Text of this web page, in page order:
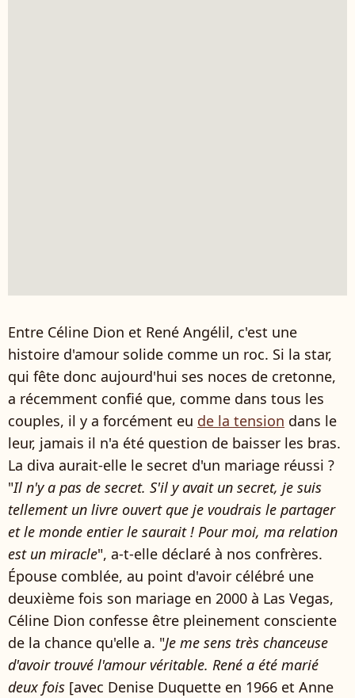
Entre Céline Dion et René Angélil, c'est une
histoire d'amour solide comme un roc. Si la star,
qui fête donc aujourd'hui ses noces de cretonne,
a récemment confié que, comme dans tous les
couples, il y a forcément eu de la tension dans le
leur, jamais il n'a été question de baisser les bras.
La diva aurait-elle le secret d'un mariage réussi ?
"Il n'y a pas de secret. S'il y avait un secret, je suis
tellement un livre ouvert que je voudrais le partager
et le monde entier le saurait ! Pour moi, ma relation
est un miracle", a-t-elle déclaré à nos confrères.
Épouse comblée, au point d'avoir célébré une
deuxième fois son mariage en 2000 à Las Vegas,
Céline Dion confesse être pleinement consciente
de la chance qu'elle a. "Je me sens très chanceuse
d'avoir trouvé l'amour véritable. René a été marié
deux fois [avec Denise Duquette en 1966 et Anne